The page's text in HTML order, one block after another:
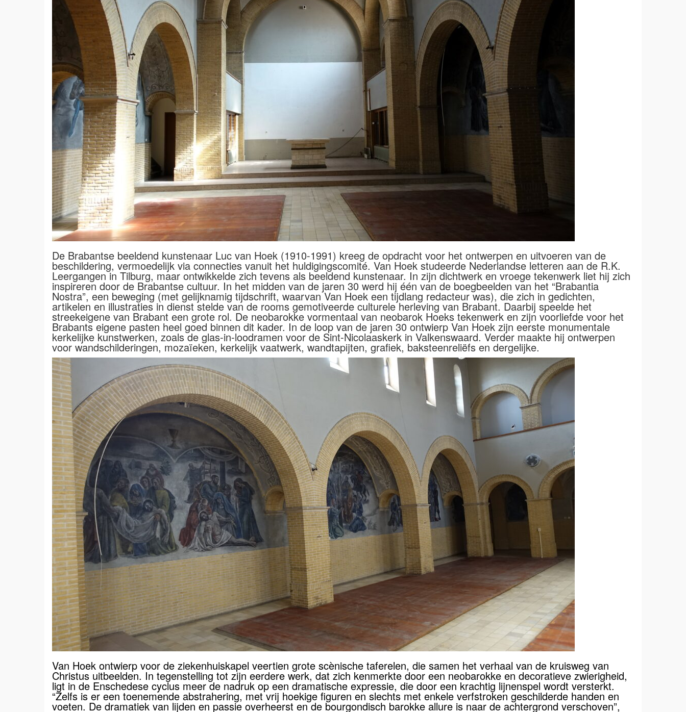
De Brabantse beeldend kunstenaar Luc van Hoek (1910-1991) kreeg de opdracht voor het ontwerpen en uitvoeren van de
beschildering, vermoedelijk via connecties vanuit het huldigingscomité. Van Hoek studeerde Nederlandse letteren aan de R.K.
Leergangen in Tilburg, maar ontwikkelde zich tevens als beeldend kunstenaar. In zijn dichtwerk en vroege tekenwerk liet hij zich
inspireren door de Brabantse cultuur. In het midden van de jaren 30 werd hij één van de boegbeelden van het “Brabantia
Nostra”, een beweging (met gelijknamig tijdschrift, waarvan Van Hoek een tijdlang redacteur was), die zich in gedichten,
artikelen en illustraties in dienst stelde van de rooms gemotiveerde culturele herleving van Brabant. Daarbij speelde het
streekeigene van Brabant een grote rol. De neobarokke vormentaal van neobarok Hoeks tekenwerk en zijn voorliefde voor het
Brabants eigene pasten heel goed binnen dit kader. In de loop van de jaren 30 ontwierp Van Hoek zijn eerste monumentale
kerkelijke kunstwerken, zoals de glas-in-loodramen voor de Sint-Nicolaaskerk in Valkenswaard. Verder maakte hij ontwerpen
voor wandschilderingen, mozaïeken, kerkelijk vaatwerk, wandtapijten, grafiek, baksteenreliëfs en dergelijke.
Van Hoek ontwierp voor de ziekenhuiskapel veertien grote scènische taferelen, die samen het verhaal van de kruisweg van
Christus uitbeelden. In tegenstelling tot zijn eerdere werk, dat zich kenmerkte door een neobarokke en decoratieve zwierigheid,
ligt in de Enschedese cyclus meer de nadruk op een dramatische expressie, die door een krachtig lijnenspel wordt versterkt.
“Zelfs is er een toenemende abstrahering, met vrij hoekige figuren en slechts met enkele verfstroken geschilderde handen en
voeten. De dramatiek van lijden en passie overheerst en de bourgondisch barokke allure is naar de achtergrond verschoven”,